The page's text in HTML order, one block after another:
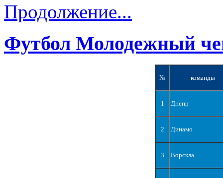
Продолжение...
Футбол Молодежный
№ команды
1 Днепр
2 Динамо
3 Ворскла